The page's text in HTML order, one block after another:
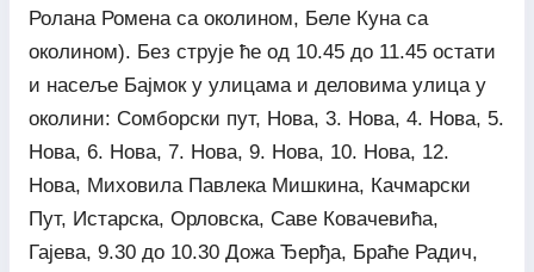
Ролана Ромена са околином, Беле Куна са
околином). Без струје ће од 10.45 до 11.45 остати
и насеље Бајмок у улицама и деловима улица у
околини: Сомборски пут, Нова, 3. Нова, 4. Нова, 5.
Нова, 6. Нова, 7. Нова, 9. Нова, 10. Нова, 12.
Нова, Миховила Павлека Мишкина, Качмарски
Пут, Истарска, Орловска, Саве Ковачевића,
Гајева, 9.30 до 10.30 Дожа Ђерђа, Браће Радич,